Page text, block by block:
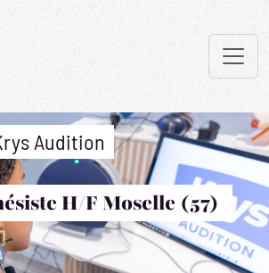
Audition
H/F Moselle (57)